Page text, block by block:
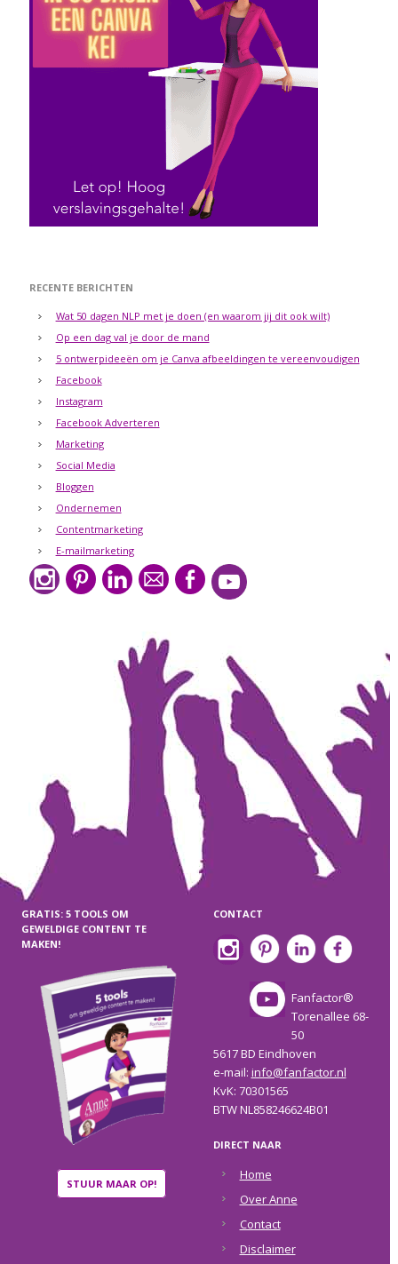
RECENTE BERICHTEN
Wat 50 dagen NLP met je doen (en waarom jij dit ook wilt)
Op een dag val je door de mand
5 ontwerpideeën om je Canva afbeeldingen te vereenvoudigen
Facebook
Instagram
Facebook Adverteren
Marketing
Social Media
Bloggen
Ondernemen
Contentmarketing
E-mailmarketing
GRATIS: 5 TOOLS OM
GEWELDIGE CONTENT TE
MAKEN!
STUUR MAAR OP!
CONTACT
Fanfactor®
Torenallee 68-
50
5617 BD Eindhoven
e-mail: info@fanfactor.nl
KvK: 70301565
BTW NL858246624B01
DIRECT NAAR
Home
Over Anne
Contact
Disclaimer